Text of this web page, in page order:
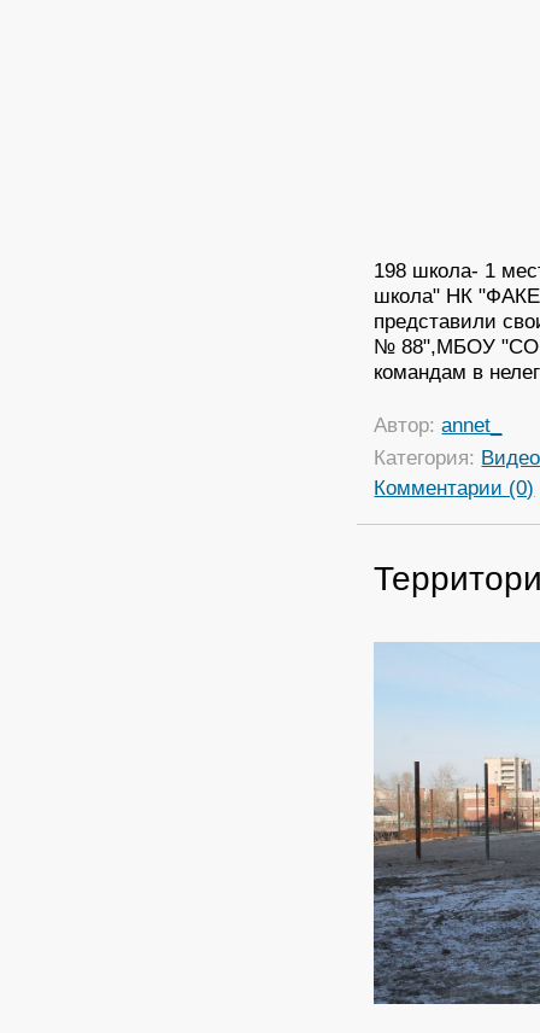
198 школа- 1
школа" НК
представили
№ 88",МБОУ
командам в
Автор:annet_
Категория: Видео
Комментарии (0)